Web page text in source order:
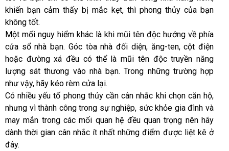
khiến bạn cảm thấy bị mắc kẹt, thì phong thủy của bạn
không tốt.
Một mối nguy hiểm khác là khi mũi tên độc hướng về phía
cửa sổ nhà bạn. Góc tòa nhà đối diện, ăng-ten, cột điện
hoặc đường xá đều có thể là mũi tên độc truyền năng
lượng sát thương vào nhà bạn. Trong những trường hợp
như vậy, hãy kéo rèm cửa lại.
Có nhiều yếu tố phong thủy cần cân nhắc khi chọn căn hộ,
nhưng vì thành công trong sự nghiệp, sức khỏe gia đình và
may mắn trong các mối quan hệ đều quan trọng nên hãy
dành thời gian cân nhắc ít nhất những điểm được liệt kê ở
đây.